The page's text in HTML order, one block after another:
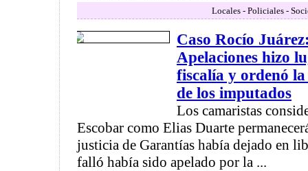
Locales - Policiales -
Caso Rocío
Apelaciones hizo
fiscalía y ordenó
de los imputados
Los camaristas
Escobar como Elias Duarte
justicia de Garantías había dejado en
falló había sido apelado por la ...